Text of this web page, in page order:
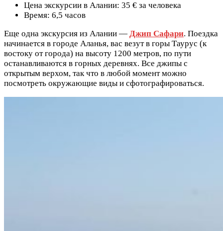
Цена экскурсии в Алании: 35 € за человека
Время: 6,5 часов
Еще одна экскурсия из Алании — Джип Сафари. Поездка
начинается в городе Аланья, вас везут в горы Таурус (к
востоку от города) на высоту 1200 метров, по пути
останавливаются в горных деревнях. Все джипы с
открытым верхом, так что в любой момент можно
посмотреть окружающие виды и сфотографироваться.